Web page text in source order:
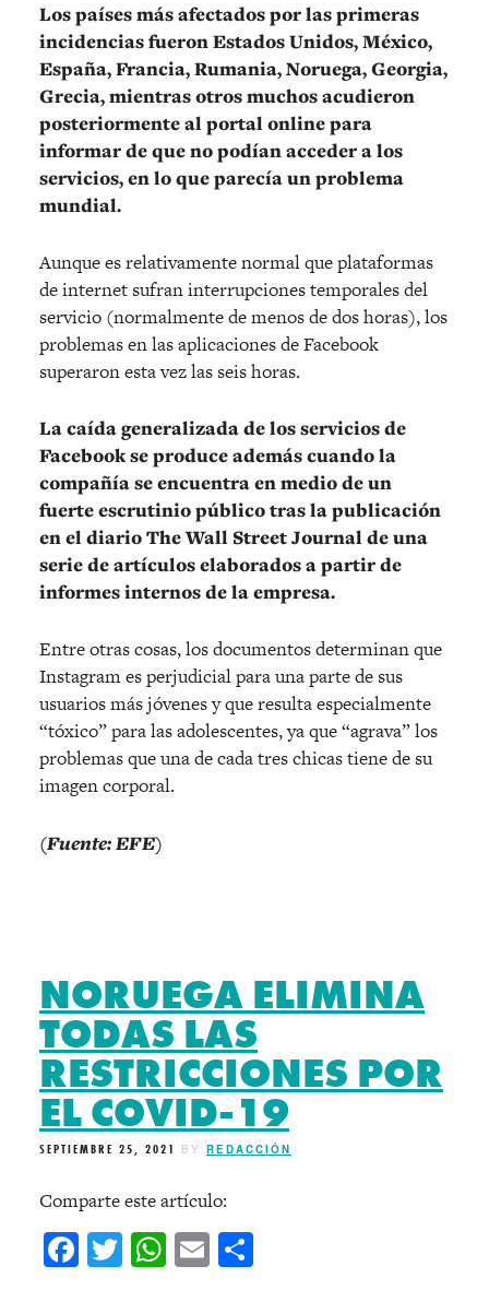
Los países más afectados por las primeras
incidencias fueron Estados Unidos, México,
España, Francia, Rumania, Noruega, Georgia,
Grecia, mientras otros muchos acudieron
posteriormente al portal online para
informar de que no podían acceder a los
servicios, en lo que parecía un problema
mundial.
Aunque es relativamente normal que plataformas
de internet sufran interrupciones temporales del
servicio (normalmente de menos de dos horas), los
problemas en las aplicaciones de Facebook
superaron esta vez las seis horas.
La caída generalizada de los servicios de
Facebook se produce además cuando la
compañía se encuentra en medio de un
fuerte escrutinio público tras la publicación
en el diario The Wall Street Journal de una
serie de artículos elaborados a partir de
informes internos de la empresa.
Entre otras cosas, los documentos determinan que
Instagram es perjudicial para una parte de sus
usuarios más jóvenes y que resulta especialmente
“tóxico” para las adolescentes, ya que “agrava” los
problemas que una de cada tres chicas tiene de su
imagen corporal.
(Fuente: EFE)
NORUEGA ELIMINA
TODAS LAS
RESTRICCIONES POR
EL COVID-19
SEPTIEMBRE 25, 2021 BY REDACCIÓN
Comparte este artículo:
Facebook
Twitter
WhatsApp
Email